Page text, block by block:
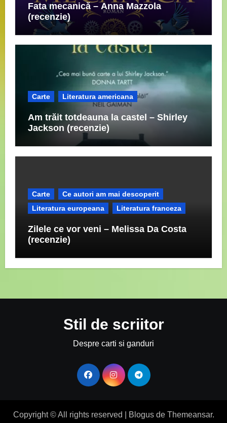
Fata mecanică – Anna Mazzola
(recenzie)
Carte Literatura americana
Am trăit totdeauna la castel – Shirley
Jackson (recenzie)
Carte
Ce autori am mai descoperit
Literatura europeana
Literatura franceza
Zilele ce vor veni – Melissa Da Costa
(recenzie)
Stil de scriitor
Despre carti si ganduri
Copyright © All rights reserved Blogusde Themeansar.